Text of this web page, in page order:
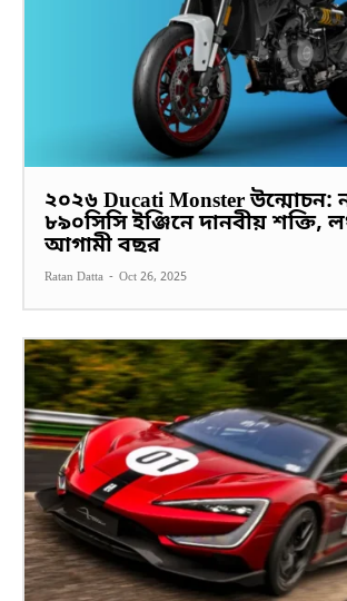
২০২৬ Ducati Monster উন্মোচন:
৮৯০সিসি ইঞ্জিনে দানবীয় শক্তি,
আগামী বছর
Ratan Datta - Oct 26, 2025